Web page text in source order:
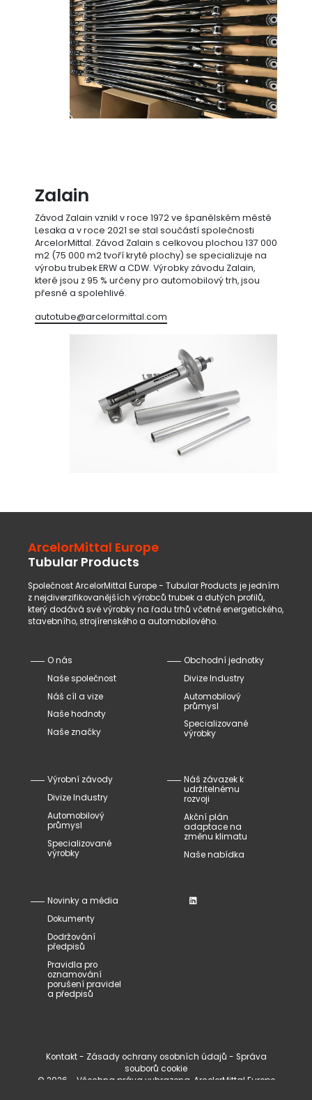
Zalain
Závod Zalain vznikl v roce 1972 ve španělském městě
Lesaka a v roce 2021 se stal součástí společnosti
ArcelorMittal. Závod Zalain s celkovou plochou 137 000
m2 (75 000 m2 tvoří kryté plochy) se specializuje na
výrobu trubek ERW a CDW. Výrobky závodu Zalain,
které jsou z 95 % určeny pro automobilový trh, jsou
přesné a spolehlivé.
autotube@arcelormittal.com
ArcelorMittal Europe
Tubular Products
Společnost ArcelorMittal Europe - Tubular Products je jedním
z nejdiverzifikovanějších výrobců trubek a dutých profilů,
který dodává své výrobky na řadu trhů včetně energetického,
stavebního, strojírenského a automobilového.
O nás
Naše společnost
Náš cíl a vize
Naše hodnoty
Naše značky
Obchodní jednotky
Divize Industry
Automobilový
průmysl
Specializované
výrobky
Výrobní závody
Divize Industry
Automobilový
průmysl
Specializované
výrobky
Náš závazek k
udržitelnému
rozvoji
Akční plán
adaptace na
změnu klimatu
Naše nabídka
Novinky a média
Dokumenty
Dodržování
předpisů
Pravidla pro
oznamování
porušení pravidel
a předpisů
Kontakt - Zásady ochrany osobních údajů - Správa
souborů cookie
© 2026 - Všechna práva vyhrazena, ArcelorMittal Europe